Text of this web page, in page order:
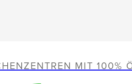
MIT 100%